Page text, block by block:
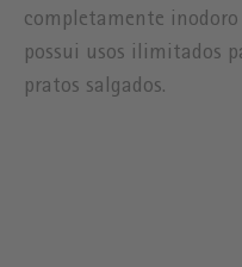
completamente
possui usos ilimitados
pratos salgados.